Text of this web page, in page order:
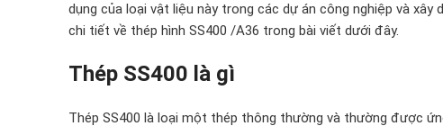
dụng của loại vật liệu này trong các dự án công nghiệp và xây
chi tiết về thép hình SS400 /A36 trong bài viết dưới đây.
Thép SS400 là gì
Thép SS400 là loại một thép thông thường và thường được